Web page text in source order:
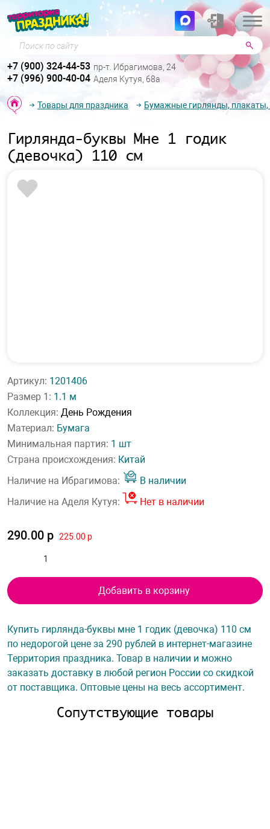
Поиск по сайту
+7 (900) 324-44-53 пр-т. Ибрагимова, 24
+7 (996) 900-40-04 Аделя Кутуя, 68а
Товары для праздника Бумажные гирлянды,
Гирлянда-буквы Мне 1 годик
(девочка) 110 см
Артикул: 1201406
Размер 1: 1.1 м
Коллекция: День Рождения
Материал: Бумага
Минимальная партия: 1 шт
Страна происхождения: Китай
Наличие на Ибрагимова:
В наличии
Наличие на Аделя Кутуя:
Нет в наличии
290.00 р 225.00 р
Добавить в корзину
Купить гирлянда-буквы мне 1 годик (девочка) 110 см
по недорогой цене за 290 рублей в интернет-магазине
Территория праздника. Товар в наличии и можно
заказать доставку в любой регион России со скидкой
от поставщика. Оптовые цены на весь ассортимент.
Сопутствующие товары